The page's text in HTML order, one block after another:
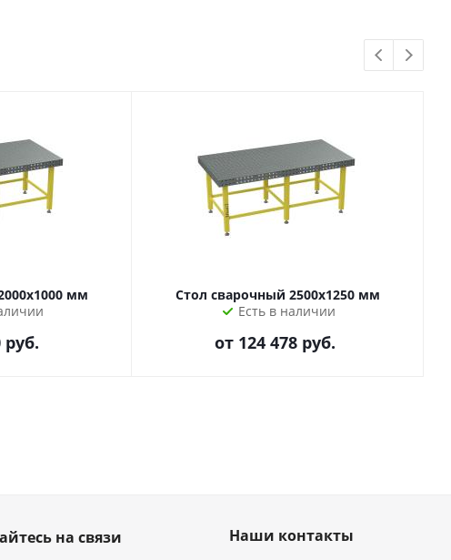
мм
руб.
Стол сварочный 2500х1250 мм
Есть в наличии
от 124 478 руб.
на связи Наши контакты